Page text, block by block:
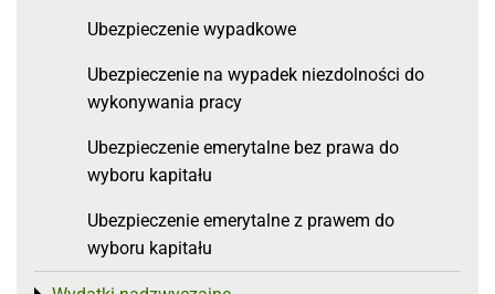
Ubezpieczenie wypadkowe
Ubezpieczenie na wypadek niezdolności do
wykonywania pracy
Ubezpieczenie emerytalne bez prawa do
wyboru kapitału
Ubezpieczenie emerytalne z prawem do
wyboru kapitału